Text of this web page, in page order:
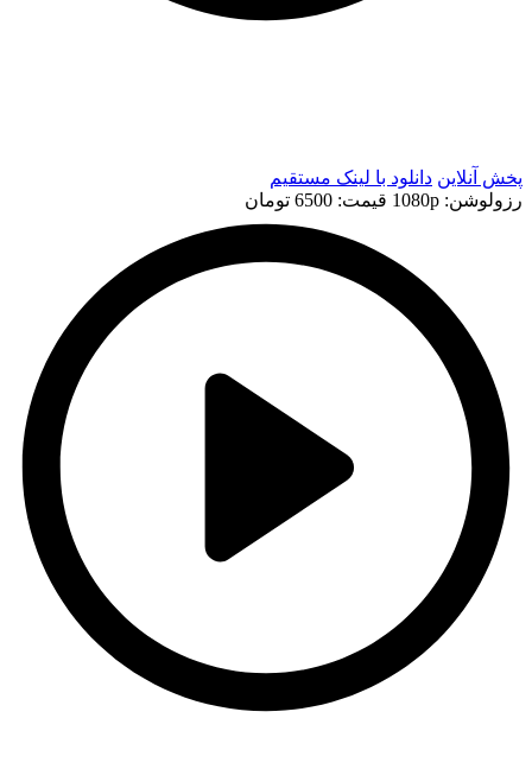
پخش آنلاین دانلود با لينک مستقيم
رزولوشن: 1080p
قيمت: 6500 تومان